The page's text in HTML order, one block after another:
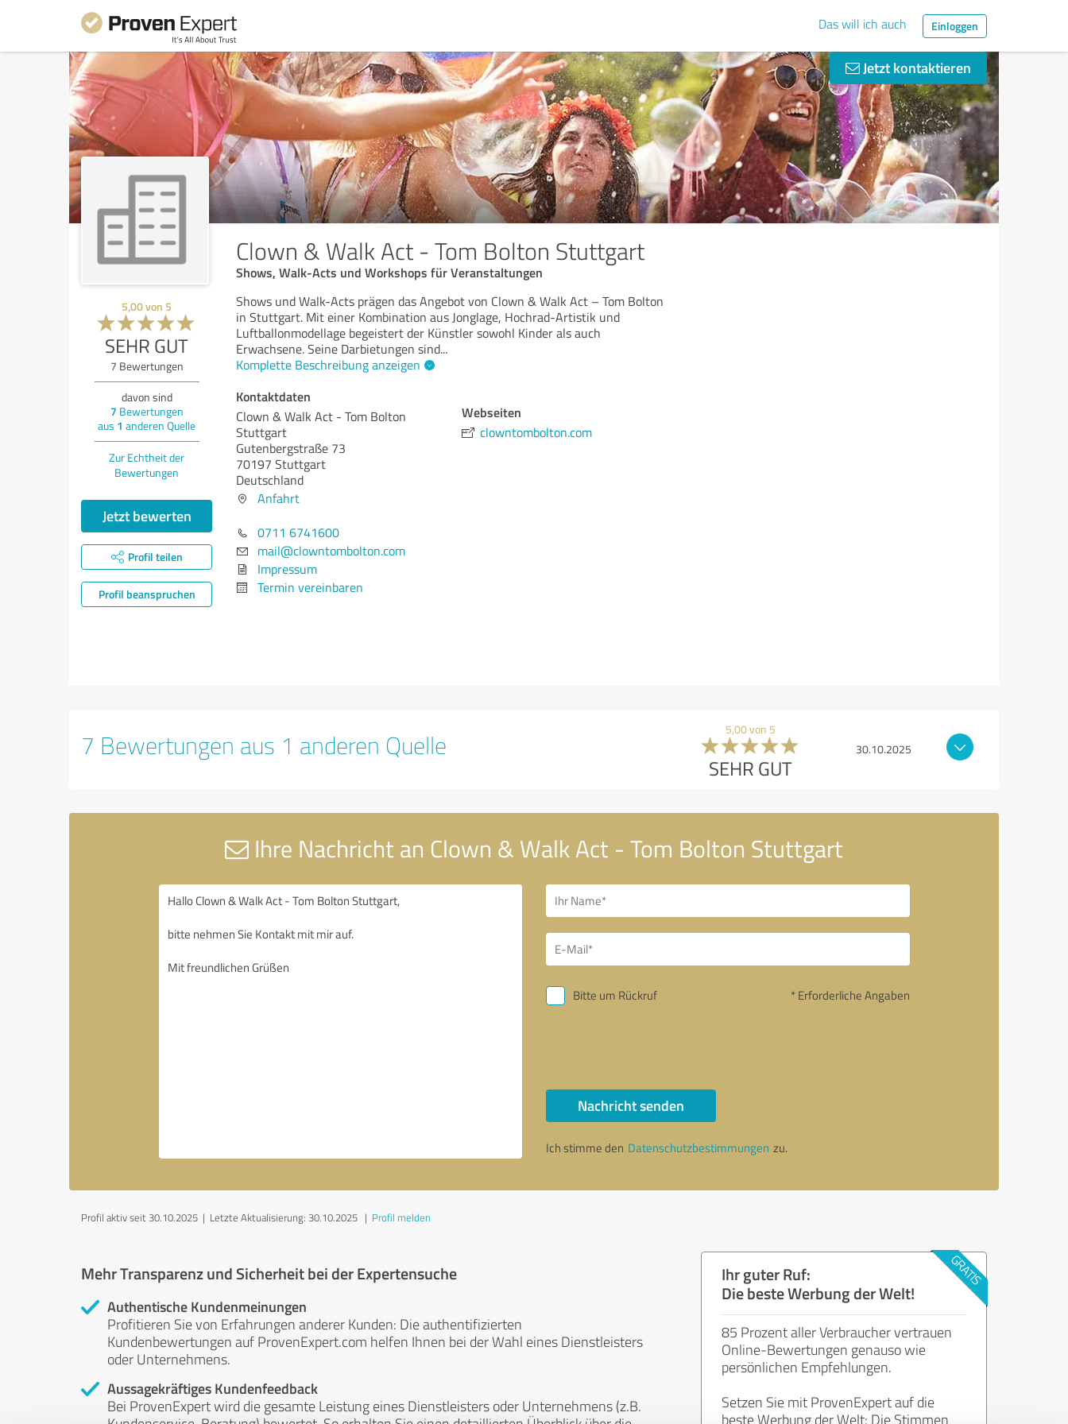
Das will ich auch Einloggen
Jetzt kontaktieren
Clown & Walk Act - Tom Bolton Stuttgart
Shows, Walk-Acts und Workshops für Veranstaltungen
5,00von 5
SEHR GUT
7 Bewertungen
davon sind
7 Bewertungen
aus 1 anderen Quelle
Zur Echtheit der
Bewertungen
Jetzt bewerten
Profil teilen
Profil beanspruchen
Shows und Walk-Acts prägen das Angebot von Clown & Walk Act – Tom Bolton
in Stuttgart. Mit einer Kombination aus Jonglage, Hochrad-Artistik und
Luftballonmodellage begeistert der Künstler sowohl Kinder als auch
Erwachsene. Seine Darbietungen sind...
Komplette Beschreibung anzeigen
Kontaktdaten
Clown & Walk Act - Tom Bolton
Stuttgart
Gutenbergstraße 73
70197 Stuttgart
Deutschland
Anfahrt
0711 6741600
mail@clowntombolton.com
Impressum
Termin vereinbaren
Webseiten
clowntombolton.com
7 Bewertungen aus 1 anderen Quelle 5,00 von 5
SEHR GUT
30.10.2025
Ihre Nachricht an Clown & Walk Act - Tom Bolton Stuttgart
Bitte um Rückruf * Erforderliche Angaben
Nachricht senden
Ich stimme den Datenschutzbestimmungen zu.
Profil aktiv seit 30.10.2025 | Letzte Aktualisierung: 30.10.2025 | Profil melden
Mehr Transparenz und Sicherheit bei der Expertensuche
Authentische Kundenmeinungen
Profitieren Sie von Erfahrungen anderer Kunden: Die authentifizierten
Kundenbewertungen auf ProvenExpert.com helfen Ihnen bei der Wahl eines Dienstleisters
oder Unternehmens.
Aussagekräftiges Kundenfeedback
Bei ProvenExpert wird die gesamte Leistung eines Dienstleisters oder Unternehmens (z.B.
Ihr guter Ruf:
Die beste Werbung der Welt!
85 Prozent aller Verbraucher vertrauen
Online-Bewertungen genauso wie
persönlichen Empfehlungen.
Setzen Sie mit ProvenExpert auf die
beste Werbung der Welt: Die Stimmen